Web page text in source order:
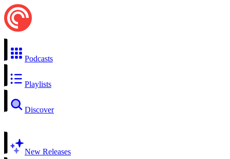
Podcasts
Playlists
Discover
New Releases